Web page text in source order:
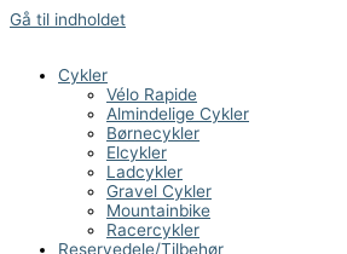
Gå til indholdet
Cykler
Vélo Rapide
Almindelige Cykler
Børnecykler
Elcykler
Ladcykler
Gravel Cykler
Mountainbike
Racercykler
Reservedele/Tilbehør